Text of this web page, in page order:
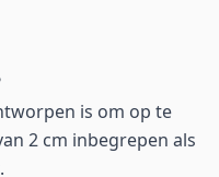
is om op te
2 cm inbegrepen als